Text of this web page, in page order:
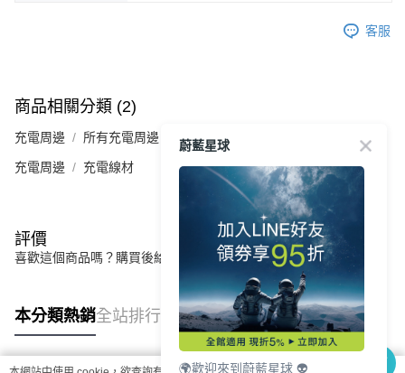
客服
商品相關分類 (2)
充電周邊 所有充電周邊
充電周邊 充電線材
評價
喜歡這個商品嗎？購買後給他一個好評吧
本分類熱銷全站排行
蔚藍星球
🌍歡迎來到蔚藍星球 👽